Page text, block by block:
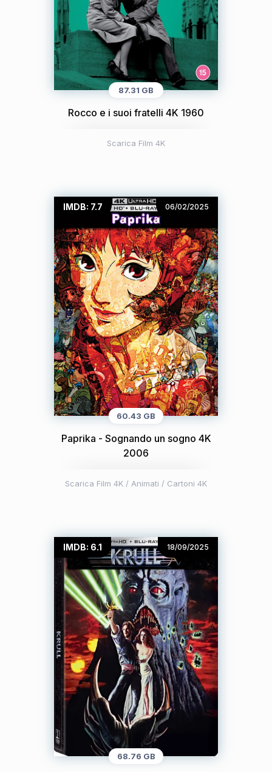
87.31 GB
Rocco e i suoi fratelli 4K 1960
Scarica Film 4K
IMDB: 7.7 06/02/2025
60.43 GB
Paprika - Sognando un sogno 4K
2006
Scarica Film 4K / Animati / Cartoni 4K
IMDB: 6.1 18/09/2025
68.76 GB